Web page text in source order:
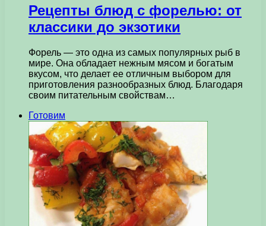
Рецепты блюд с форелью: от
классики до экзотики
Форель — это одна из самых популярных рыб в
мире. Она обладает нежным мясом и богатым
вкусом, что делает ее отличным выбором для
приготовления разнообразных блюд. Благодаря
своим питательным свойствам…
Готовим